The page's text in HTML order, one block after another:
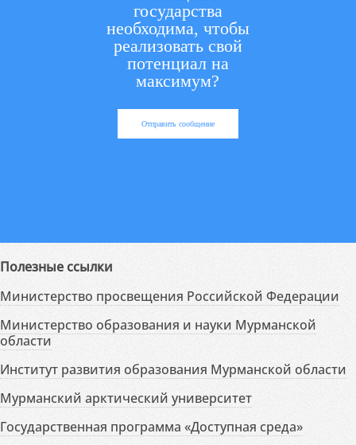
государства
необходима, чтобы
реализовать свой
потенциал на
максимум?
Отправить сообщение
Полезные ссылки
Министерство просвещения Российской Федерации
Министерство образования и науки Мурманской
области
Институт развития образования Мурманской области
Мурманский арктический университет
Государственная программа «Доступная среда»